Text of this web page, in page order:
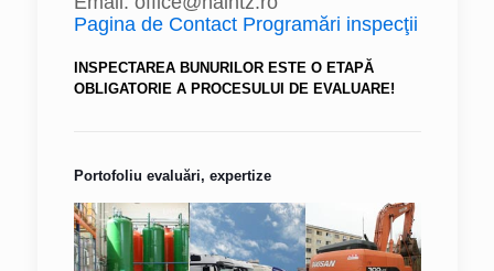
Pagina de Contact Programări inspecţii
INSPECTAREA BUNURILOR ESTE O ETAPĂ
OBLIGATORIE A PROCESULUI DE EVALUARE!
Portofoliu evaluări, expertize